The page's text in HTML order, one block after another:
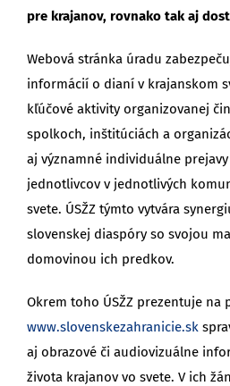
pre krajanov, rovnako tak aj
Webová stránka úradu
informácií o dianí v krajanskom
kľúčové aktivity organizovanej
spolkoch, inštitúciách a
aj významné individuálne
jednotlivcov v jednotlivých
svete. ÚSŽZ týmto vytvára
slovenskej diaspóry so svojou
domovinou ich predkov.
Okrem toho ÚSŽZ prezentuje na
www.slovenskezahranicie.sk
aj obrazové či audiovizuálne
života krajanov vo svete. V ich